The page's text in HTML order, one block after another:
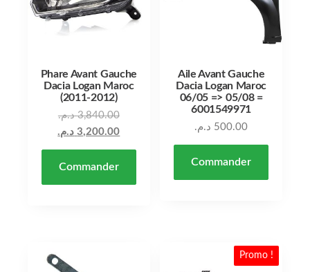
Phare Avant Gauche
Dacia Logan Maroc
(2011-2012)
3,840.00 د.م.
3,200.00 د.م.
Commander
Aile Avant Gauche
Dacia Logan Maroc
06/05 => 05/08 =
6001549971
500.00 د.م.
Commander
Promo !